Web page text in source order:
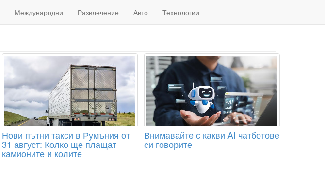
Международни Развлечение Авто Технологии
Нови пътни такси в Румъния от
31 август: Колко ще плащат
камионите и колите
Внимавайте с какви AI чатботове
си говорите